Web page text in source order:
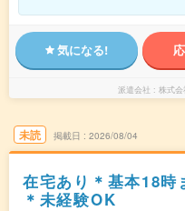
気になる!
派遣会社 株式
未読 掲載日 2026/08/04
在宅あり＊基本18時
＊未経験OK